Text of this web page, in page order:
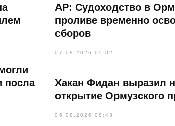
AP: Судоходство в
проливе временно
сборов
07.08.2026 05:02
посла
Хакан Фидан выразил
открытие Ормузского
06.08.2026 08:43